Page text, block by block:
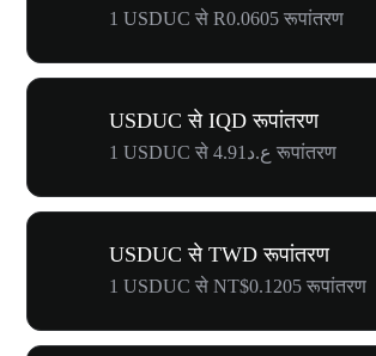
1 USDUC से R0.0605 रूपांतरण
USDUC से IQD रूपांतरण
1 USDUC से ع.د4.91 रूपांतरण
USDUC से TWD रूपांतरण
1 USDUC से NT$0.1205 रूपांतरण